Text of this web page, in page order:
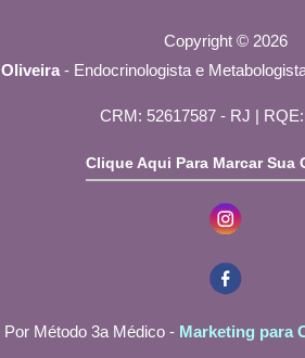
Copyright © 2026
- Endocrinologista e
CRM: 52617587 - RJ |
Clique Aqui Para Marcar Sua
Por Método 3a Médico - Marketing para